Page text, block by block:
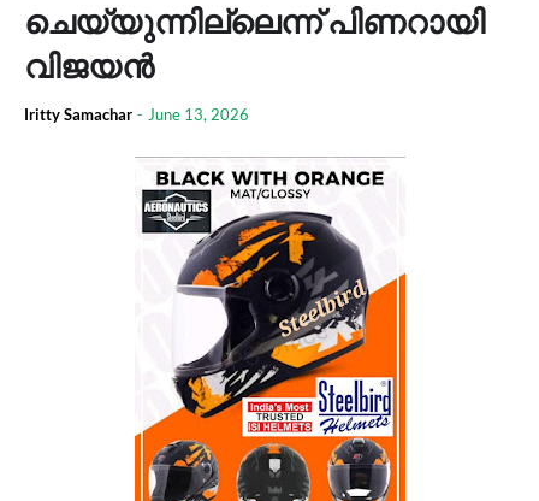
ചെയ്യുന്നില്ലെന്ന് പിണറായി
വിജയൻ
Iritty Samachar - June 13, 2026